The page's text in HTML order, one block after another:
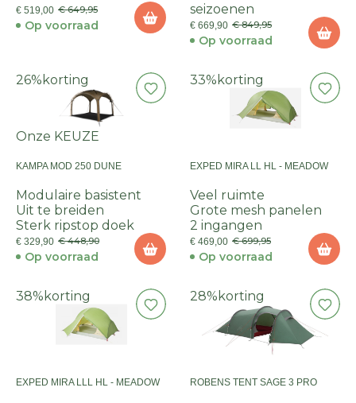
€ 519,00 € 649,95
Op voorraad
seizoenen
€ 669,90 € 849,95
Op voorraad
26% korting
Onze KEUZE
KAMPA MOD 250 DUNE
Modulaire basistent
Uit te breiden
Sterk ripstop doek
€ 329,90 € 448,90
Op voorraad
33% korting
EXPED MIRA LL HL - MEADOW
Veel ruimte
Grote mesh panelen
2 ingangen
€ 469,00 € 699,95
Op voorraad
38% korting
EXPED MIRA LLL HL - MEADOW
28% korting
ROBENS TENT SAGE 3 PRO